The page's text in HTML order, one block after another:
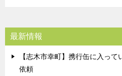
最新情報
【志木市幸町】携行缶に入っ
依頼